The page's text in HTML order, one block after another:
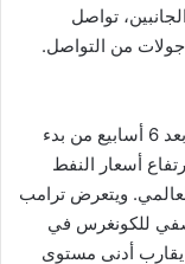
تواصل
من التواصل.
ولم تحرز المحادثات لإنهاء الحرب تقدما يذكر بعد 6 أسابيع من بدء
أسعار النفط
ويتعرض ترامب
للكونغرس في
يقارب أدنى مستوى